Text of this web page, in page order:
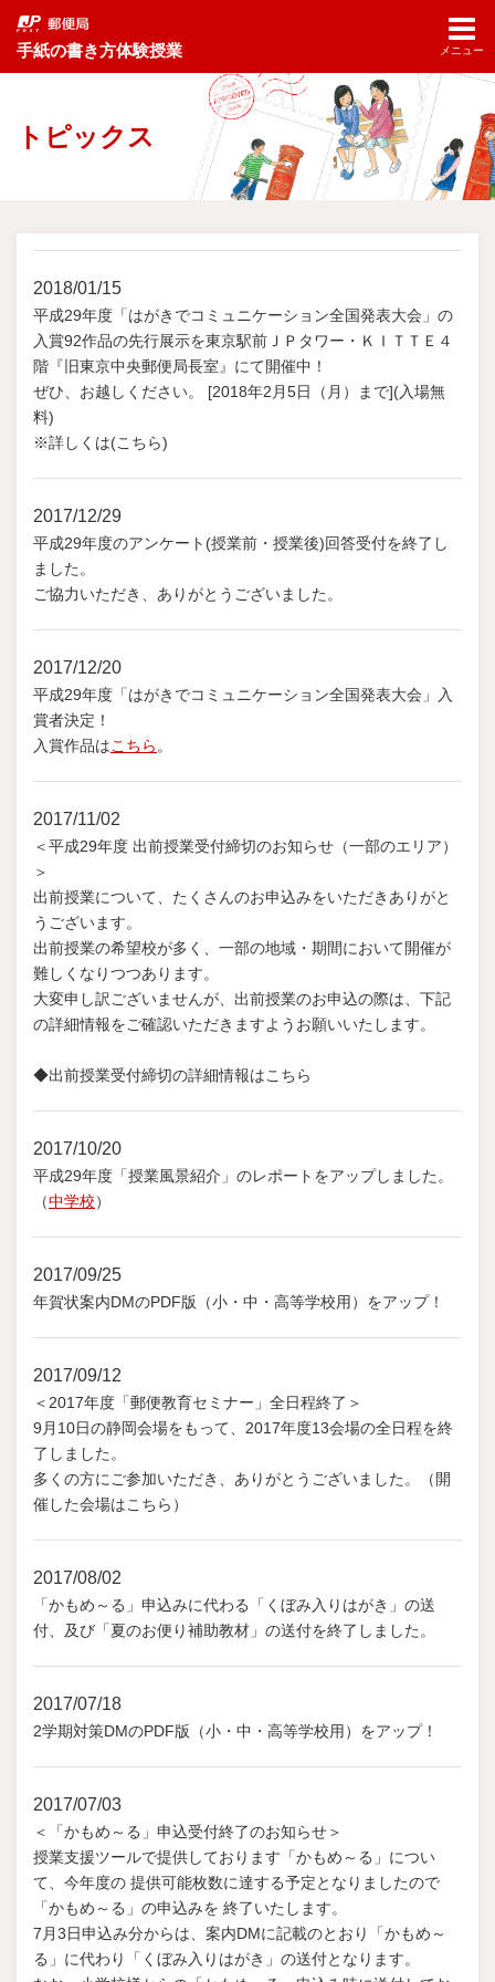
メニュー
手紙の書き方体験授業
トピックス
2018/01/15
平成29年度「はがきでコミュニケーション全国発表大会」の
入賞92作品の先行展示を東京駅前ＪＰタワー・ＫＩＴＴＥ４
階『旧東京中央郵便局長室』にて開催中！
ぜひ、お越しください。 [2018年2月5日（月）まで](入場無
料)
※詳しくは(こちら)
2017/12/29
平成29年度のアンケート(授業前・授業後)回答受付を終了し
ました。
ご協力いただき、ありがとうございました。
2017/12/20
平成29年度「はがきでコミュニケーション全国発表大会」入
賞者決定！
入賞作品はこちら 。
2017/11/02
＜平成29年度 出前授業受付締切のお知らせ（一部のエリア）
＞
出前授業について、たくさんのお申込みをいただきありがと
うございます。
出前授業の希望校が多く、一部の地域・期間において開催が
難しくなりつつあります。
大変申し訳ございませんが、出前授業のお申込の際は、下記
の詳細情報をご確認いただきますようお願いいたします。
◆出前授業受付締切の詳細情報はこちら
2017/10/20
平成29年度「授業風景紹介」のレポートをアップしました。
（中学校）
2017/09/25
年賀状案内DMのPDF版（小・中・高等学校用）をアップ！
2017/09/12
＜2017年度「郵便教育セミナー」全日程終了＞
9月10日の静岡会場をもって、2017年度13会場の全日程を終
了しました。
多くの方にご参加いただき、ありがとうございました。（開
催した会場はこちら）
2017/08/02
「かもめ～る」申込みに代わる「くぼみ入りはがき」の送
付、及び「夏のお便り補助教材」の送付を終了しました。
2017/07/18
2学期対策DMのPDF版（小・中・高等学校用）をアップ！
2017/07/03
＜「かもめ～る」申込受付終了のお知らせ＞
授業支援ツールで提供しております「かもめ～る」につい
て、今年度の 提供可能枚数に達する予定となりましたので
「かもめ～る」の申込みを 終了いたします。
7月3日申込み分からは、案内DMに記載のとおり「かもめ～
る」に代わり「くぼみ入りはがき」の送付となります。